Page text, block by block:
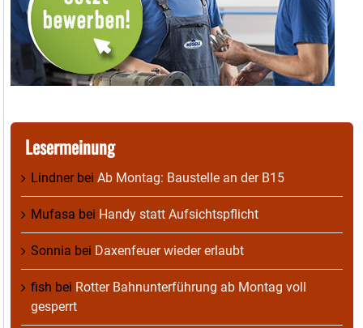
Lesermeinung
Lindnerbei Ab Montag: Baustelle an der B15
Mufasa bei Handy statt Aufsichtspflicht
Sonnia bei Daxenfeuer wieder erlaubt
fish bei Rotter Bahnunterführung ab Montag voll
gesperrt